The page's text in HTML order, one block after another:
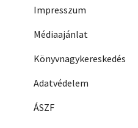
Impresszum
Médiaajánlat
Könyvnagykereskedés
Adatvédelem
ÁSZF